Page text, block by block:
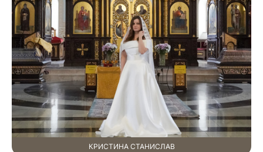
КРИСТИНА СТАНИСЛАВ